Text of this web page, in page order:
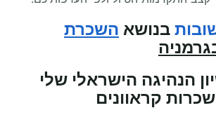
בנושא השכרת
הנהיגה הישראלי שלי
קראוונים